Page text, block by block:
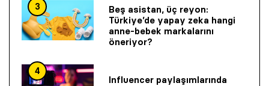
3
Beş asistan, üç reyon:
Türkiye’de yapay zeka hangi
anne-bebek markalarını
öneriyor?
4
Influencer paylaşımlarında